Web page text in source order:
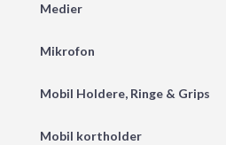
Medier
Mikrofon
Mobil Holdere, Ringe & Grips
Mobil kortholder